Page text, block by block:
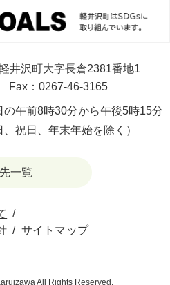
井沢町大字長倉2381番地1
Fax：0267-46-3165
の午前8時30分から午後5時15分
、祝日、年末年始を除く）
一覧
サイトマップ
All Rights Reserved.